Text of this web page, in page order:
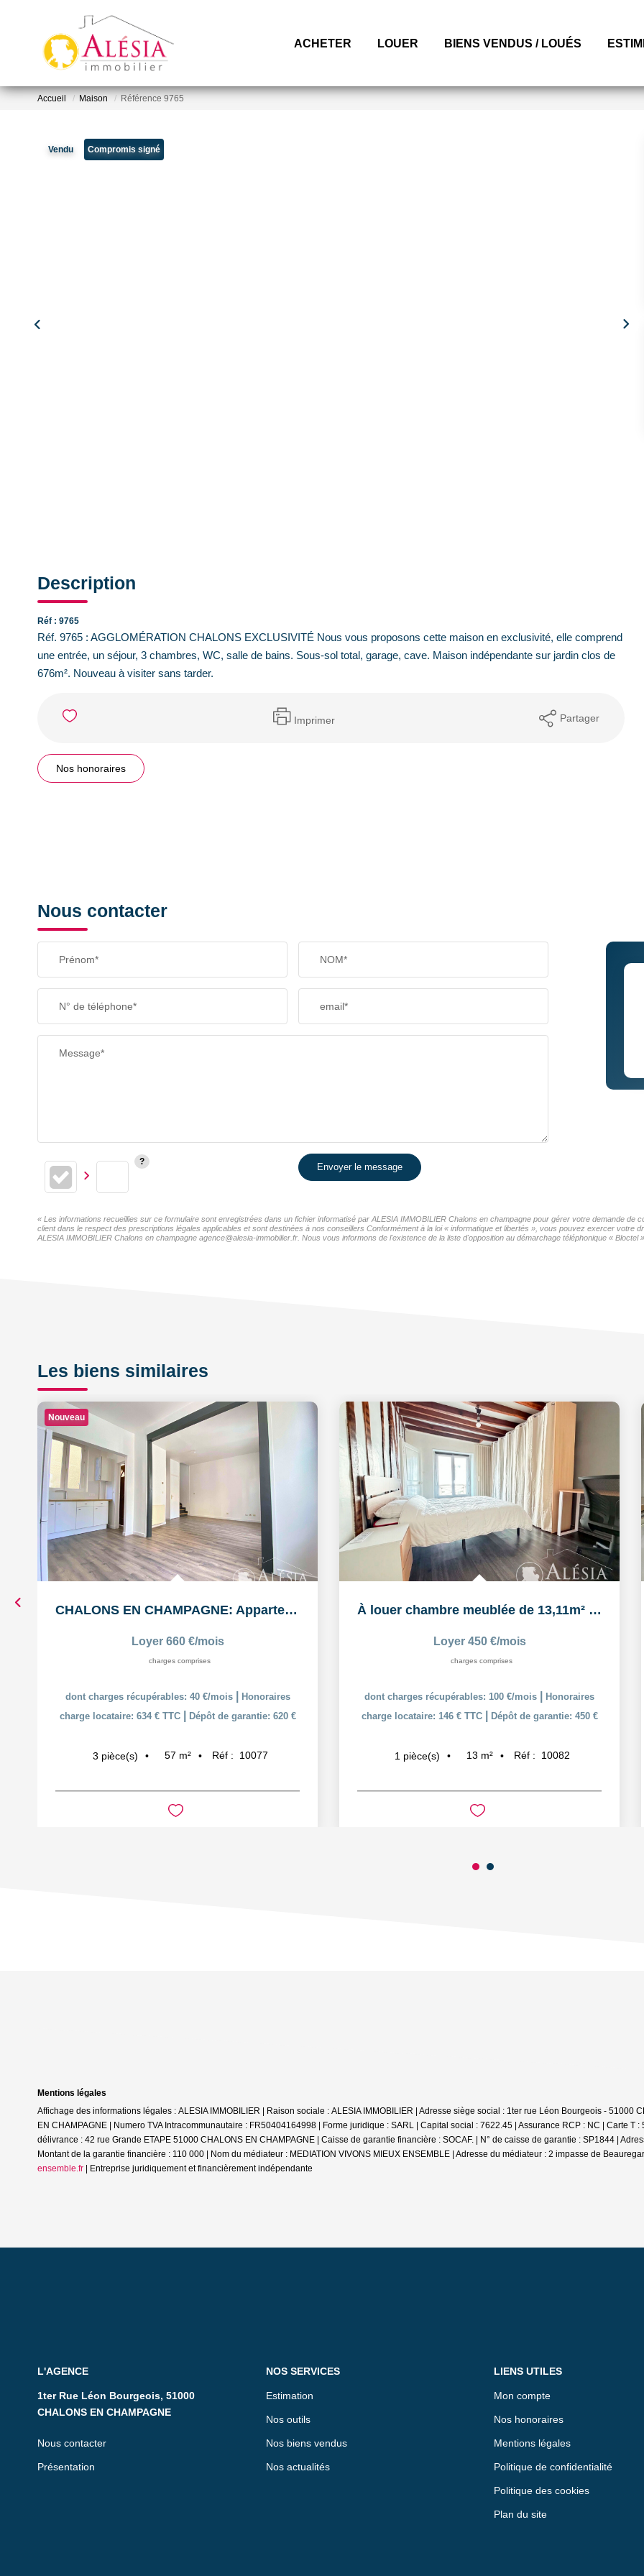
ACHETER LOUER BIENS VENDUS / LOUÉS
Accueil Maison Référence 9765
Vendu Compromis signé
Description
Réf : 9765
Réf. 9765 : AGGLOMÉRATION CHALONS EXCLUSIVITÉ Nous vous proposons cette maison en exclusivité, elle comprend
une entrée, un séjour, 3 chambres, WC, salle de bains. Sous-sol total, garage, cave. Maison indépendante sur jardin clos de
676m². Nouveau à visiter sans tarder.
Imprimer Partager
Nos honoraires
Nous contacter
Prénom* NOM*
N° de téléphone* email*
Message*
Envoyer le message
« Les informations recueillies sur ce formulaire sont enregistrées dans un fichier informatisé par ALESIA IMMOBILIER Chalons en champagne pour gérer votre demande
client dans le respect des prescriptions légales applicables et sont destinées à nos conseillers Conformément à la loi « informatique et libertés », vous pouvez exercer votre
ALESIA IMMOBILIER Chalons en champagne agence@alesia-immobilier.fr. Nous vous informons de l'existence de la liste d'opposition au démarchage téléphonique «
Les biens similaires
Nouveau
CHALONS EN CHAMPAGNE: Appartement T3 en duplex
Loyer 660 €/mois
charges comprises
dont charges récupérables: 40 €/mois
Honoraires
charge locataire: 634 € TTC
Dépôt de garantie: 620 €
3 pièce(s) 57 m² Réf : 10077
À louer chambre meublée de 13,11m² dans un logement...
Loyer 450 €/mois
charges comprises
dont charges récupérables: 100 €/mois
Honoraires
charge locataire: 146 € TTC
Dépôt de garantie: 450 €
1 pièce(s) 13 m² Réf : 10082
Mentions légales
Affichage des informations légales : ALESIA IMMOBILIER | Raison sociale : ALESIA IMMOBILIER | Adresse siège social : 1ter rue Léon Bourgeois - 51000
EN CHAMPAGNE | Numero TVA Intracommunautaire : FR50404164998 | Forme juridique : SARL | Capital social : 7622.45 | Assurance RCP : NC | Carte T :
délivrance : 42 rue Grande ETAPE 51000 CHALONS EN CHAMPAGNE | Caisse de garantie financière : SOCAF. | N° de caisse de garantie : SP1844 |
Montant de la garantie financière : 110 000 | Nom du médiateur : MEDIATION VIVONS MIEUX ENSEMBLE | Adresse du médiateur : 2 impasse de
ensemble.fr
Entreprise juridiquement et financièrement indépendante
L'AGENCE
1ter Rue Léon Bourgeois, 51000
CHALONS EN CHAMPAGNE
Nous contacter
Présentation
NOS SERVICES
Estimation
Nos outils
Nos biens vendus
Nos actualités
LIENS UTILES
Mon compte
Nos honoraires
Mentions légales
Politique de confidentialité
Politique des cookies
Plan du site